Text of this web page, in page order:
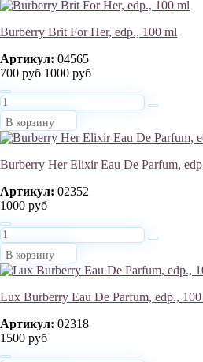
Burberry Brit For Her, edp., 100 ml
Артикул: 04565
700 руб 1000 руб
В корзину
Burberry Her Elixir Eau De Parfum,
Артикул: 02352
1000 руб
В корзину
Lux Burberry Eau De Parfum, edp.,
Артикул: 02318
1500 руб